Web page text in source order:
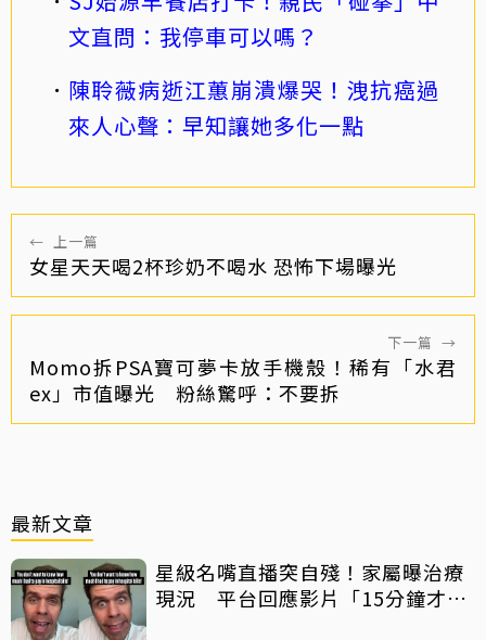
文直問：我停車可以嗎？
陳聆薇病逝江蕙崩潰爆哭！洩抗癌過
來人心聲：早知讓她多化一點
← 上一篇
女星天天喝2杯珍奶不喝水 恐怖下場曝光
下一篇 →
Momo拆PSA寶可夢卡放手機殼！稀有「水君
ex」市值曝光 粉絲驚呼：不要拆
最新文章
星級名嘴直播突自殘！家屬曝治療
現況 平台回應影片「15分鐘才下